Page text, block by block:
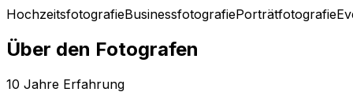
HochzeitsfotografieBusinessfotografiePorträtfotografie
Über den Fotografen
10 Jahre Erfahrung